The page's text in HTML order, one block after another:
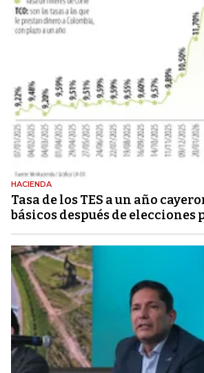
HACIENDA
Tasa de los TES a un año
básicos después de